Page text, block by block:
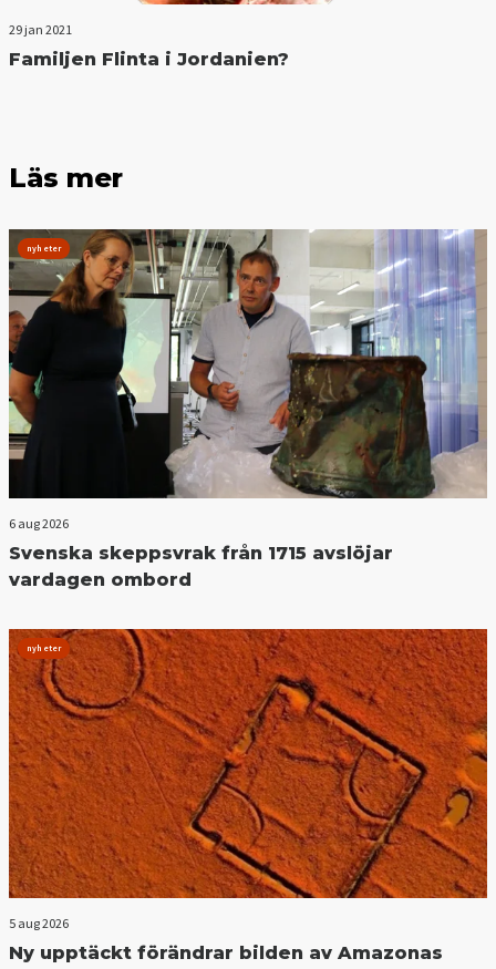
29 jan 2021
Familjen Flinta i Jordanien?
Läs mer
nyheter
6 aug 2026
Svenska skeppsvrak från 1715 avslöjar
vardagen ombord
nyheter
5 aug 2026
Ny upptäckt förändrar bilden av Amazonas